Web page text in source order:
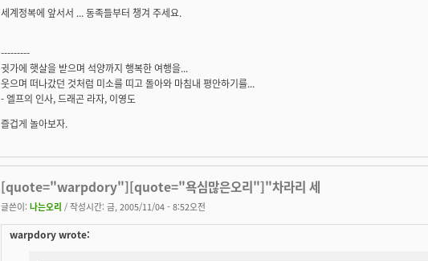
세계정복에 앞서서 ... 동족들부터 챙겨 주세요.
---------
귓가에 햇살을 받으며 석양까지 행복한 여행을...
웃으며 떠나갔던 것처럼 미소를 띠고 돌아와 마침내 평안하기를...
- 엘프의 인사, 드래곤 라자, 이영도
즐겁게 놀아보자.
[quote="warpdory"][quote="욕심많은오리"]"차라리 세
글쓴이: 나는오리 / 작성시간: 금, 2005/11/04 - 8:52오전
warpdory wrote: